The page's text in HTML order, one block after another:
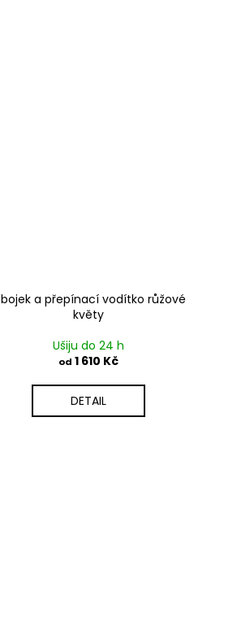
a přepínací vodítko růžové
květy
Ušiju do 24 h
od 1 610 Kč
DETAIL